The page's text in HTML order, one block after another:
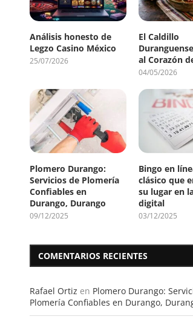
Análisis honesto de
Legzo Casino México
25/07/2026
El Caldillo
al Corazón
04/05/2026
Plomero Durango:
Servicios de Plomería
Confiables en
Durango, Durango
09/12/2025
Bingo en
clásico que
su lugar en
digital
03/12/2025
COMENTARIOS RECIENTES
Rafael Ortiz en Plomero Durango:
Plomería Confiables en Durango,